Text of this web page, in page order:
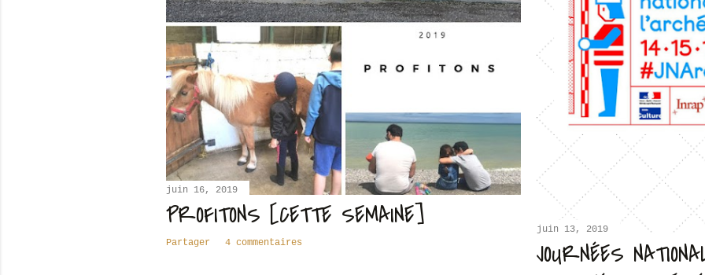
juin 16, 2019
PROFITONS [CETTE SEMAINE]
Partager 4 commentaires
juin 13, 2019
JOURNÉES